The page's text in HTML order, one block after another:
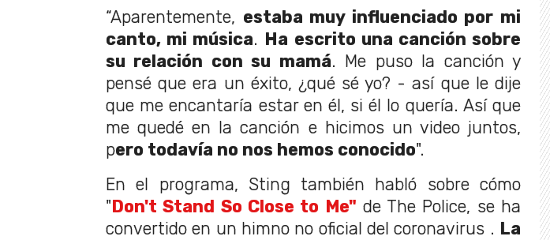
“Aparentemente, estaba muy influenciado por mi
canto, mi música. Ha escrito una canción sobre
su relación con su mamá. Me puso la canción y
pensé que era un éxito, ¿qué sé yo? - así que le dije
que me encantaría estar en él, si él lo quería. Así que
me quedé en la canción e hicimos un video juntos,
pero todavía no nos hemos conocido".
En el programa, Sting también habló sobre cómo
"Don't Stand So Close to Me" de The Police, se ha
convertido en un himno no oficial del coronavirus . La